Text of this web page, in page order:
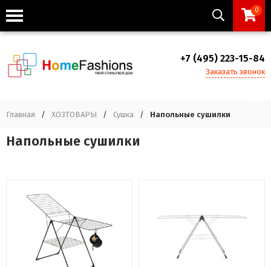
0
+7 (495) 223-15-84
Заказать звонок
Главная / ХОЗТОВАРЫ / Сушка / Напольные сушилки
Напольные сушилки